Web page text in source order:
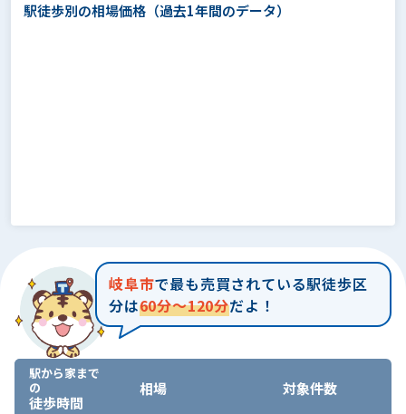
駅徒歩別の相場価格 （過去1年間のデータ）
岐阜市で最も売買されている駅徒歩区
分は60分～120分だよ！
駅から家まで
の
徒歩時間
相場 対象件数